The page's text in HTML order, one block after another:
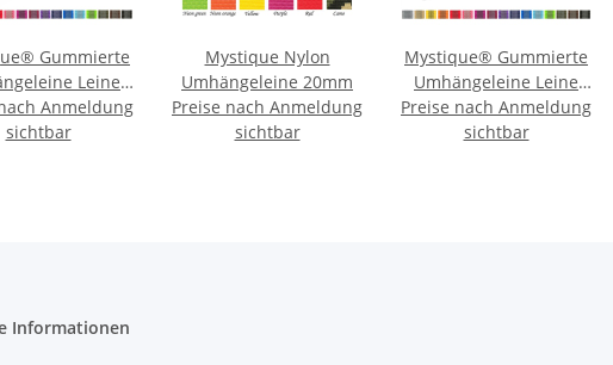
Gummierte
Leine
Standard
Karabiner
Anmeldung
sichtbar
Mystique Nylon
Umhängeleine 20mm
Preise nach Anmeldung
sichtbar
Mystique® Gummierte
Umhängeleine Leine
20mm Standard
Karabiner
Preise nach Anmeldung
sichtbar
Informationen